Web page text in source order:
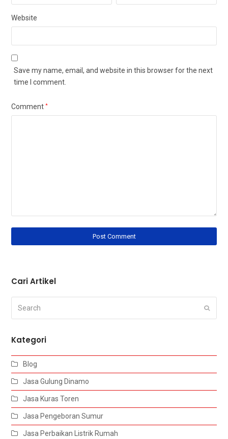
Website
Save my name, email, and website in this browser for the next
time I comment.
Comment*
Cari Artikel
Kategori
Blog
Jasa Gulung Dinamo
Jasa Kuras Toren
Jasa Pengeboran Sumur
Jasa Perbaikan Listrik Rumah